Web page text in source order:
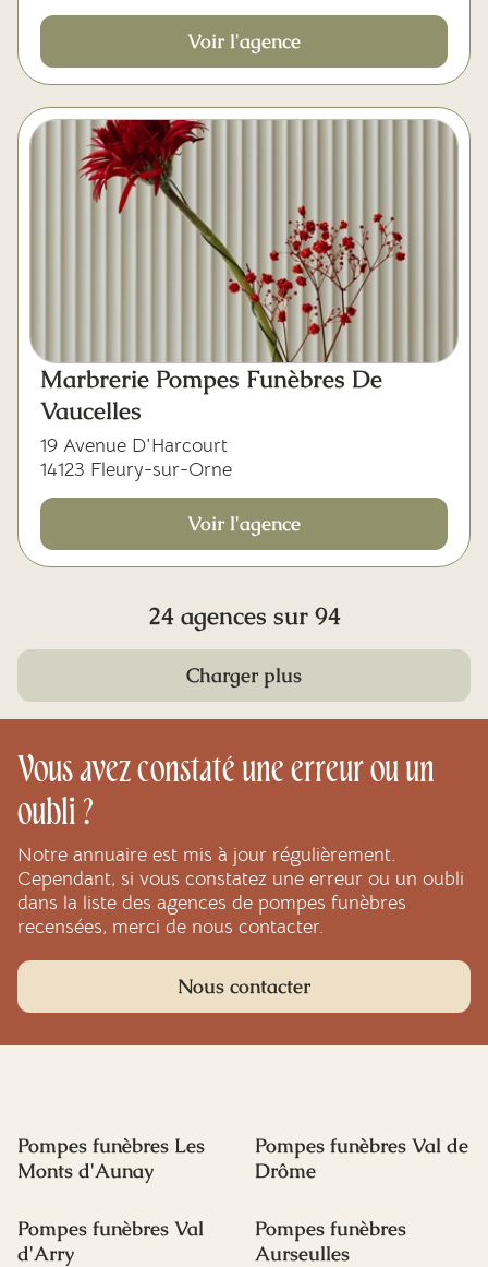
Voir l'agence
Marbrerie Pompes Funèbres De
Vaucelles
19 Avenue D'Harcourt
14123 Fleury-sur-Orne
Voir l'agence
24 agences sur 94
Charger plus
Vous avez constaté une erreur ou un
oubli ?
Notre annuaire est mis à jour régulièrement.
Cependant, si vous constatez une erreur ou un oubli
dans la liste des agences de pompes funèbres
recensées, merci de nous contacter.
Nous contacter
Pompes funèbres Les
Monts d'Aunay
Pompes funèbres Val de
Drôme
Pompes funèbres Val
d'Arry
Pompes funèbres
Aurseulles